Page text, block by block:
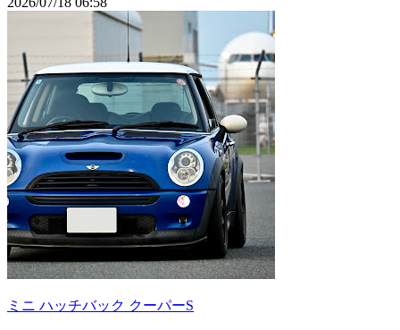
ミニ ハッチバック クーパーS